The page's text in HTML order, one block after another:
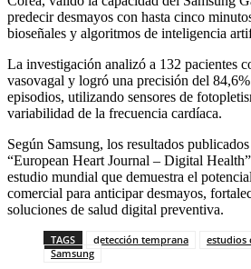
predecir desmayos con hasta cinco
bioseñales y algoritmos de inteligencia
La investigación analizó a 132 pacientes
vasovagal y logró una precisión del
episodios, utilizando sensores de
variabilidad de la frecuencia cardíaca.
Según Samsung, los resultados
“European Heart Journal – Digital
estudio mundial que demuestra el
comercial para anticipar desmayos,
soluciones de salud digital preventiva.
TAGS detección temprana estudios
Samsung